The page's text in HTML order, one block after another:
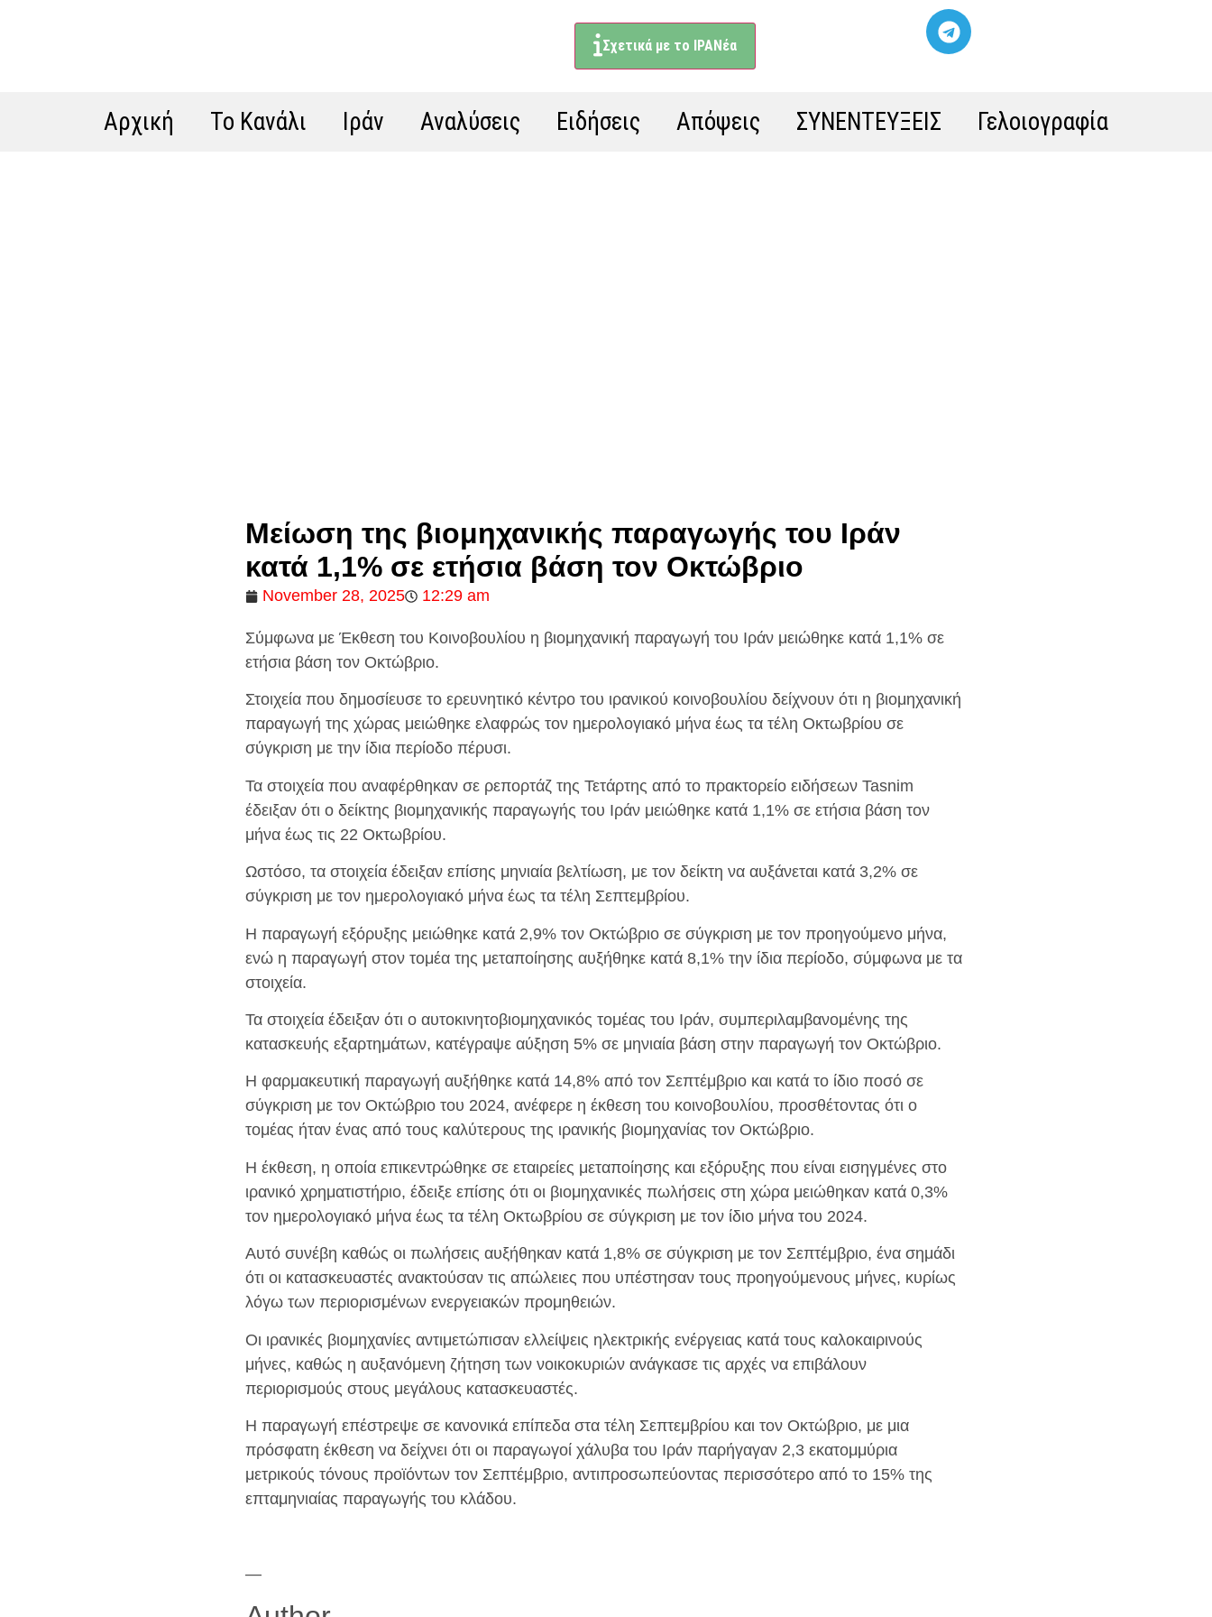
Σχετικά με το ΙΡΑΝέα
Αρχική Το Κανάλι Ιράν Αναλύσεις Ειδήσεις Απόψεις ΣΥΝΕΝΤΕΥΞΕΙΣ Γελοιογραφία
Μείωση της βιομηχανικής παραγωγής του Ιράν
κατά 1,1% σε ετήσια βάση τον Οκτώβριο
November 28, 2025 12:29 am
Σύμφωνα με Έκθεση του Κοινοβουλίου η βιομηχανική παραγωγή του Ιράν μειώθηκε κατά 1,1% σε
ετήσια βάση τον Οκτώβριο.
Στοιχεία που δημοσίευσε το ερευνητικό κέντρο του ιρανικού κοινοβουλίου δείχνουν ότι η βιομηχανική
παραγωγή της χώρας μειώθηκε ελαφρώς τον ημερολογιακό μήνα έως τα τέλη Οκτωβρίου σε
σύγκριση με την ίδια περίοδο πέρυσι.
Τα στοιχεία που αναφέρθηκαν σε ρεπορτάζ της Τετάρτης από το πρακτορείο ειδήσεων Tasnim
έδειξαν ότι ο δείκτης βιομηχανικής παραγωγής του Ιράν μειώθηκε κατά 1,1% σε ετήσια βάση τον
μήνα έως τις 22 Οκτωβρίου.
Ωστόσο, τα στοιχεία έδειξαν επίσης μηνιαία βελτίωση, με τον δείκτη να αυξάνεται κατά 3,2% σε
σύγκριση με τον ημερολογιακό μήνα έως τα τέλη Σεπτεμβρίου.
Η παραγωγή εξόρυξης μειώθηκε κατά 2,9% τον Οκτώβριο σε σύγκριση με τον προηγούμενο μήνα,
ενώ η παραγωγή στον τομέα της μεταποίησης αυξήθηκε κατά 8,1% την ίδια περίοδο, σύμφωνα με τα
στοιχεία.
Τα στοιχεία έδειξαν ότι ο αυτοκινητοβιομηχανικός τομέας του Ιράν, συμπεριλαμβανομένης της
κατασκευής εξαρτημάτων, κατέγραψε αύξηση 5% σε μηνιαία βάση στην παραγωγή τον Οκτώβριο.
Η φαρμακευτική παραγωγή αυξήθηκε κατά 14,8% από τον Σεπτέμβριο και κατά το ίδιο ποσό σε
σύγκριση με τον Οκτώβριο του 2024, ανέφερε η έκθεση του κοινοβουλίου, προσθέτοντας ότι ο
τομέας ήταν ένας από τους καλύτερους της ιρανικής βιομηχανίας τον Οκτώβριο.
Η έκθεση, η οποία επικεντρώθηκε σε εταιρείες μεταποίησης και εξόρυξης που είναι εισηγμένες στο
ιρανικό χρηματιστήριο, έδειξε επίσης ότι οι βιομηχανικές πωλήσεις στη χώρα μειώθηκαν κατά 0,3%
τον ημερολογιακό μήνα έως τα τέλη Οκτωβρίου σε σύγκριση με τον ίδιο μήνα του 2024.
Αυτό συνέβη καθώς οι πωλήσεις αυξήθηκαν κατά 1,8% σε σύγκριση με τον Σεπτέμβριο, ένα σημάδι
ότι οι κατασκευαστές ανακτούσαν τις απώλειες που υπέστησαν τους προηγούμενους μήνες, κυρίως
λόγω των περιορισμένων ενεργειακών προμηθειών.
Οι ιρανικές βιομηχανίες αντιμετώπισαν ελλείψεις ηλεκτρικής ενέργειας κατά τους καλοκαιρινούς
μήνες, καθώς η αυξανόμενη ζήτηση των νοικοκυριών ανάγκασε τις αρχές να επιβάλουν
περιορισμούς στους μεγάλους κατασκευαστές.
Η παραγωγή επέστρεψε σε κανονικά επίπεδα στα τέλη Σεπτεμβρίου και τον Οκτώβριο, με μια
πρόσφατη έκθεση να δείχνει ότι οι παραγωγοί χάλυβα του Ιράν παρήγαγαν 2,3 εκατομμύρια
μετρικούς τόνους προϊόντων τον Σεπτέμβριο, αντιπροσωπεύοντας περισσότερο από το 15% της
επταμηνιαίας παραγωγής του κλάδου.
—